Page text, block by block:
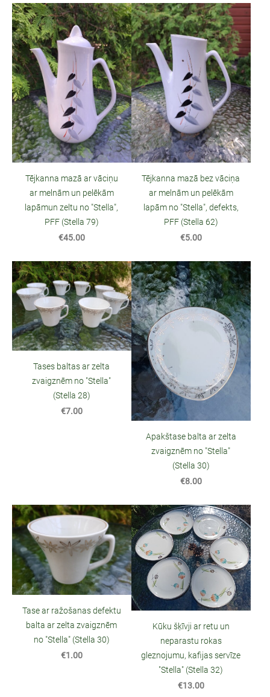
Tējkanna mazā ar vāciņu
ar melnām un pelēkām
lapāmun zeltu no "Stella",
PFF (Stella 79)
€45.00
Tējkanna mazā bez vāciņa
ar melnām un pelēkām
lapām no "Stella", defekts,
PFF (Stella 62)
€5.00
Tases baltas ar zelta
zvaigznēm no "Stella"
(Stella 28)
€7.00
Apakštase balta ar zelta
zvaigznēm no "Stella"
(Stella 30)
€8.00
Tase ar ražošanas defektu
balta ar zelta zvaigznēm
no "Stella" (Stella 30)
€1.00
Kūku šķīvji ar retu un
neparastu rokas
gleznojumu, kafijas servīze
"Stella" (Stella 32)
€13.00